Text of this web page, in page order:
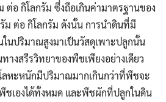
ต่อ กิโลกรัม ซึ่งถือเกินค่ามาตรฐานของ
ต่อ กิโลกรัม ดังนั้น การนำดินที่มี
นปริมาณสูงมาเป็นวัสดุเพาะปลูกนั้น
างสรีรวิทยาของพืชเพียงอย่างเดียว
ลหะหนักมีปริมาณมากเกินกว่าที่พืชจะ
ชเองได้ทั้งหมด และพืชผักที่ปลูกในดิน